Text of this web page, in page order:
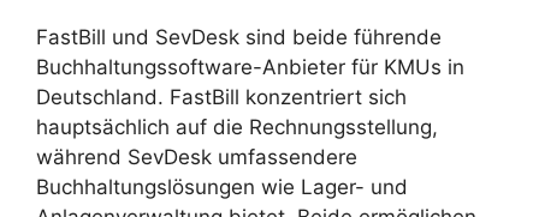
FastBill und SevDesk sind beide führende
Buchhaltungssoftware-Anbieter für KMUs in
Deutschland. FastBill konzentriert sich
hauptsächlich auf die Rechnungsstellung,
während SevDesk umfassendere
Buchhaltungslösungen wie Lager- und